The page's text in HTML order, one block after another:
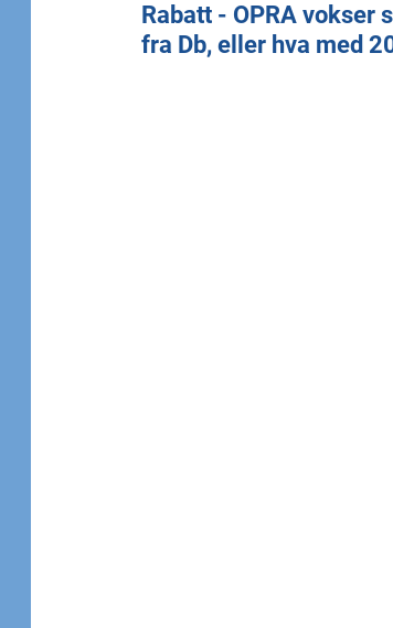
NTO og UFE Teknologi, IT og AI
Rabatt - OPRA vokser
fra Db, eller hva med